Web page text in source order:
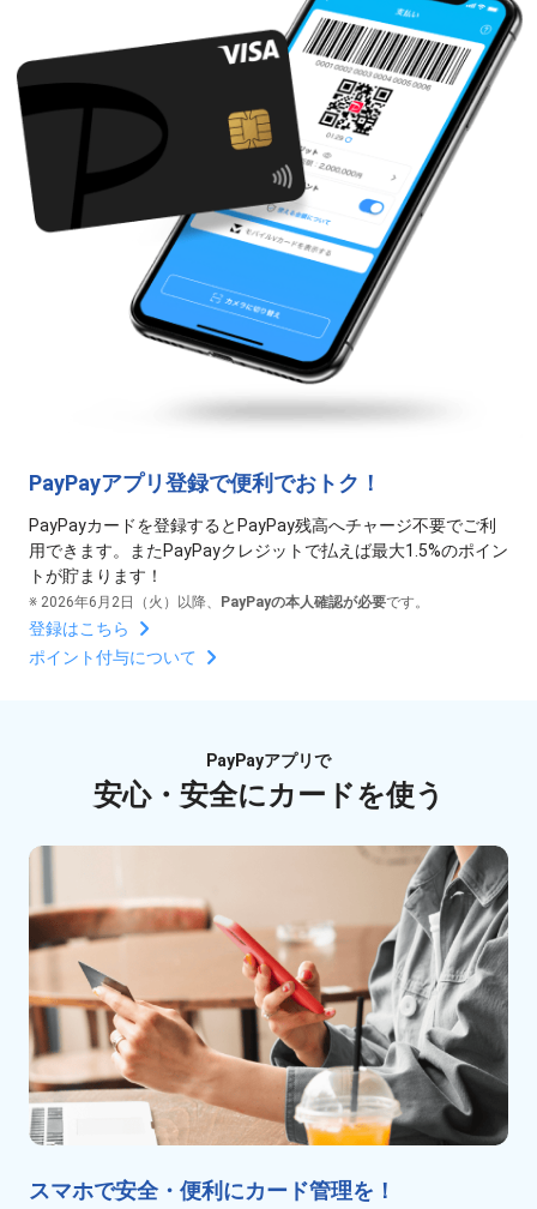
PayPayアプリ登録で便利でおトク！
PayPayカードを登録するとPayPay残高へチャージ不要でご利
用できます。
またPayPayクレジットで払えば最大1.5%のポイン
トが貯まります！
※ 2026年6月2日（火）以降、 PayPayの本人確認が必要です。
登録はこちら
ポイント付与について
PayPayアプリで
安心・安全にカードを使う
スマホで安全・便利にカード管理を！